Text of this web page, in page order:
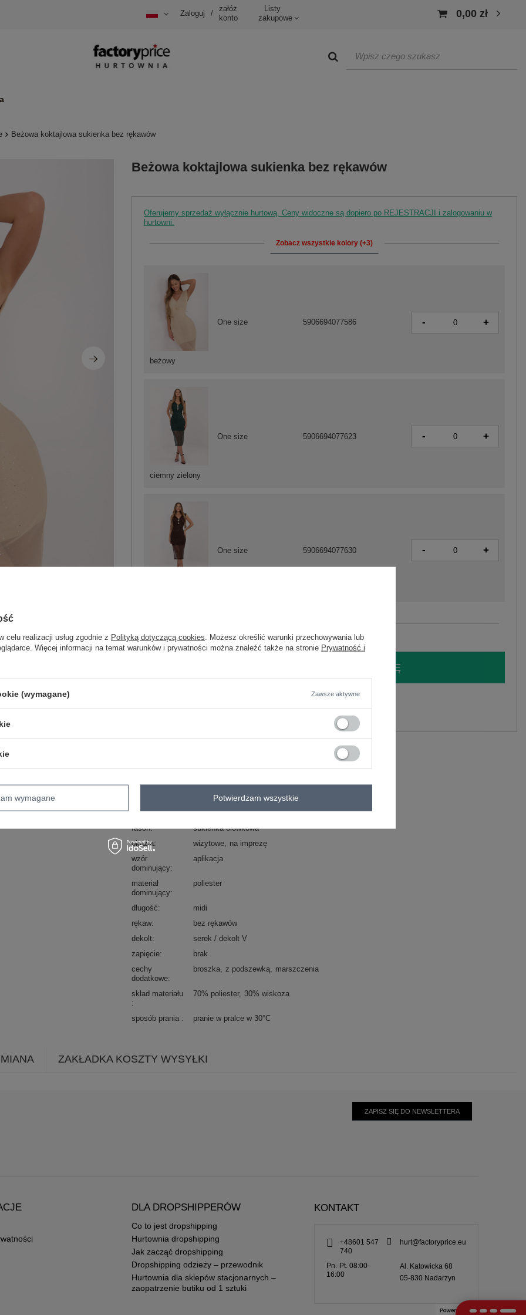
Zaloguj /
załóż
konto
Listy
zakupowe
0,00 zł
Beżowa koktajlowa sukienka bez rękawów
Beżowa koktajlowa sukienka bez rękawów
Oferujemy sprzedaż wyłącznie hurtową. Ceny widoczne są dopiero po REJESTRACJI i zalogowaniu w
hurtowni.
Zobacz wszystkie kolory (+3)
beżowy
One size 5906694077586 - +
ciemny zielony
One size 5906694077623 - +
One size 5906694077630 - +
ZALOGUJ SIĘ I ZOBACZ CENĘ
Kod produktu
IT-SK-21931.13
ITALY MODA
typ produktu
sukienka koktajlowa
fason
sukienka ołówkowa
okazja
wizytowe
na imprezę
wzór
dominujący
aplikacja
materiał
dominujący
poliester
długość
midi
rękaw
bez rękawów
dekolt
serek / dekolt V
zapięcie
brak
cechy
dodatkowe
broszka z podszewką marszczenia
skład materiału 70% poliester 30% wiskoza
sposób prania pranie w pralce w 30°C
ZAKŁADKA KOSZTY WYSYŁKI
ZAPISZ SIĘ DO NEWSLETTERA
DLA DROPSHIPPERÓW
Co to jest dropshipping
Hurtownia dropshipping
Jak zacząć dropshipping
Dropshipping odzieży – przewodnik
Hurtownia dla sklepów stacjonarnych –
zaopatrzenie butiku od 1 sztuki
KONTAKT
+48601 547
740
hurt@factoryprice.eu
Pn.-Pt. 08:00-
16:00
Al. Katowicka 68
05-830 Nadarzyn
celu realizacji usług zgodnie z Polityką dotyczącą cookies . Możesz określić warunki przechowywania lub
Więcej informacji na temat warunków i prywatności można znaleźć także na stronie Prywatność i
(wymagane) Zawsze aktywne
wymagane Potwierdzam wszystkie